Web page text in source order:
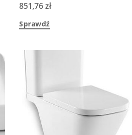
851,76zł
Sprawdź